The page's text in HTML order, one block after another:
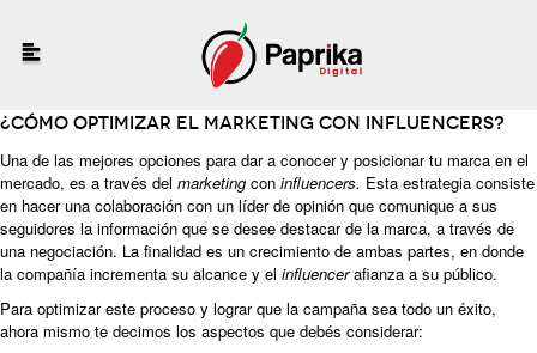
¿Cómo optimizar el marketing con influencers?
Una de las mejores opciones para dar a conocer y posicionar tu marca en el
mercado, es a través del marketing con influencers. Esta estrategia consiste
en hacer una colaboración con un líder de opinión que comunique a sus
seguidores la información que se desee destacar de la marca, a través de
una negociación. La finalidad es un crecimiento de ambas partes, en donde
la compañía incrementa su alcance y el influencerafianza a su público.
Para optimizar este proceso y lograr que la campaña sea todo un éxito,
ahora mismo te decimos los aspectos que debés considerar: